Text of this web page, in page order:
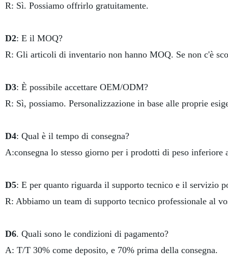
R: Sì. Possiamo offrirlo gratuitamente.
D2: E il MOQ?
R: Gli articoli di inventario non hanno MOQ. Se non c'è
D3: È possibile accettare OEM/ODM?
R: Sì, possiamo. Personalizzazione in base alle proprie
D4: Qual è il tempo di consegna?
A:consegna lo stesso giorno per i prodotti di peso inferiore
D5: E per quanto riguarda il supporto tecnico e il servizio
R: Abbiamo un team di supporto tecnico professionale al
D6. Quali sono le condizioni di pagamento?
A: T/T 30% come deposito, e 70% prima della consegna.